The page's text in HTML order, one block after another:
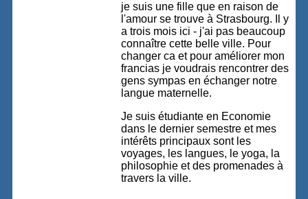
je suis une fille que en raison de
l'amour se trouve à Strasbourg. Il y
a trois mois ici - j'ai pas beaucoup
connaître cette belle ville. Pour
changer ca et pour améliorer mon
francias je voudrais rencontrer des
gens sympas en échanger notre
langue maternelle.
Je suis étudiante en Economie
dans le dernier semestre et mes
intérêts principaux sont les
voyages, les langues, le yoga, la
philosophie et des promenades à
travers la ville.